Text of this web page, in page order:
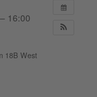
16:00
18B West